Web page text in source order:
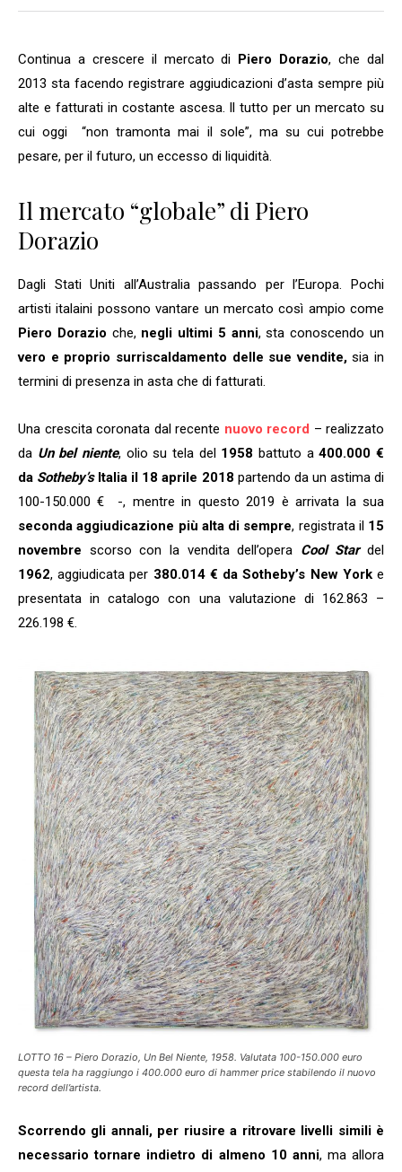
Continua a crescere il mercato di Piero Dorazio, che dal
2013 sta facendo registrare aggiudicazioni d’asta sempre più
alte e fatturati in costante ascesa. Il tutto per un mercato su
cui oggi “non tramonta mai il sole”, ma su cui potrebbe
pesare, per il futuro, un eccesso di liquidità.
Il mercato “globale” di Piero
Dorazio
Dagli Stati Uniti all’Australia passando per l’Europa. Pochi
artisti italaini possono vantare un mercato così ampio come
Piero Dorazio che, negli ultimi 5 anni, sta conoscendo un
vero e proprio surriscaldamento delle sue vendite,sia in
termini di presenza in asta che di fatturati.
Una crescita coronata dal recente nuovo record – realizzato
da Un bel niente, olio su tela del 1958 battuto a400.000 €
da Sotheby’sItalia il 18 aprile 2018 partendo da un astima di
100-150.000 € -, mentre in questo 2019 è arrivata la sua
seconda aggiudicazione più alta di sempre, registrata il 15
novembre scorso con la vendita dell’opera Cool Stardel
1962, aggiudicata per 380.014 € da Sotheby’s New Yorke
presentata in catalogo con una valutazione di 162.863 –
226.198 €.
LOTTO 16 – Piero Dorazio, Un Bel Niente, 1958. Valutata 100-150.000 euro
questa tela ha raggiungo i 400.000 euro di hammer price stabilendo il nuovo
record dell’artista.
Scorrendo gli annali, per riusire a ritrovare livelli simili è
necessario tornare indietro di almeno 10 anni, ma allora